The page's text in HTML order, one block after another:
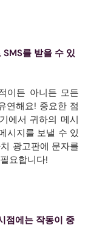
를 받을 수 있
이든 아니든 모든
연해요! 중요한 점
에서 귀하의 메시
시지를 보낼 수 있
광고판에 문자를
요합니다!
점에는 작동이 중